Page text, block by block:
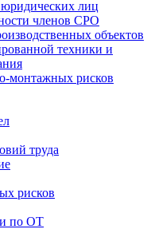
лиц
членов СРО
объектов
техники и
монтажных рисков
труда
рисков
по ОТ